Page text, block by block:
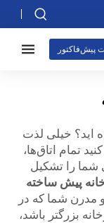
پیش‌فاکتور
اید؟ خیلی لذت
تمام اتاق‌ها،
شما را تشکیل
پیش ساخته
مدرن شما که در
بزرگتر باشد،